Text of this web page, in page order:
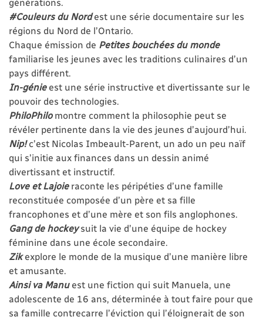
#Couleurs du Nordest une série documentaire sur les
régions du Nord de l’Ontario.
Chaque émission de Petites bouchées du monde
familiarise les jeunes avec les traditions culinaires d’un
pays différent.
In-génieest une série instructive et divertissante sur le
pouvoir des technologies.
PhiloPhilomontre comment la philosophie peut se
révéler pertinente dans la vie des jeunes d’aujourd’hui.
Nip!c’est Nicolas Imbeault-Parent, un ado un peu naïf
qui s’initie aux finances dans un dessin animé
divertissant et instructif.
Love et Lajoieraconte les péripéties d’une famille
reconstituée composée d’un père et sa fille
francophones et d’une mère et son fils anglophones.
Gang de hockeysuit la vie d’une équipe de hockey
féminine dans une école secondaire.
Zikexplore le monde de la musique d’une manière libre
et amusante.
Ainsi va Manuest une fiction qui suit Manuela, une
adolescente de 16 ans, déterminée à tout faire pour que
sa famille contrecarre l’éviction qui l’éloignerait de son